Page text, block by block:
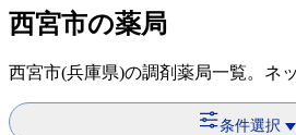
西宮市の薬局
西宮市(兵庫県)の調剤薬局一覧。ネ
条件選択